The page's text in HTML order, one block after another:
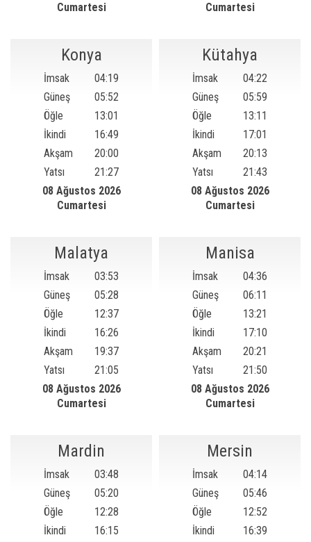
Cumartesi
Cumartesi
Konya
İmsak
04:19
Güneş
05:52
Öğle
13:01
İkindi
16:49
Akşam
20:00
Yatsı
21:27
08 Ağustos 2026
Cumartesi
Kütahya
İmsak
04:22
Güneş
05:59
Öğle
13:11
İkindi
17:01
Akşam
20:13
Yatsı
21:43
08 Ağustos 2026
Cumartesi
Malatya
İmsak
03:53
Güneş
05:28
Öğle
12:37
İkindi
16:26
Akşam
19:37
Yatsı
21:05
08 Ağustos 2026
Cumartesi
Manisa
İmsak
04:36
Güneş
06:11
Öğle
13:21
İkindi
17:10
Akşam
20:21
Yatsı
21:50
08 Ağustos 2026
Cumartesi
Mardin
İmsak
03:48
Güneş
05:20
Öğle
12:28
İkindi
16:15
Mersin
İmsak
04:14
Güneş
05:46
Öğle
12:52
İkindi
16:39